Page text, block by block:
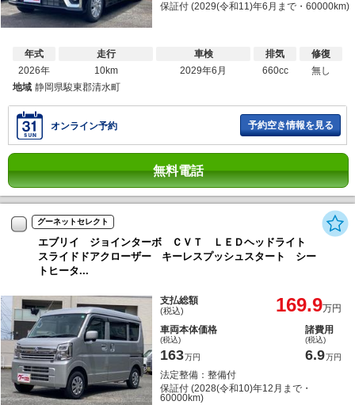
保証付 (2029(令和11)年6月まで・60000km)
年式
2026年
走行
10km
車検
2029年6月
排気
660cc
修復
無し
地域 静岡県駿東郡清水町
オンライン予約 予約空き情報を見る
無料電話
グーネットセレクト
エブリイ ジョインターボ ＣＶＴ ＬＥＤヘッドライト
スライドドアクローザー キーレスプッシュスタート シー
トヒータ...
支払総額
(税込) 169.9万円
車両本体価格
(税込)
163万円
諸費用
(税込)
6.9万円
法定整備：整備付
保証付 (2028(令和10)年12月まで・
60000km)